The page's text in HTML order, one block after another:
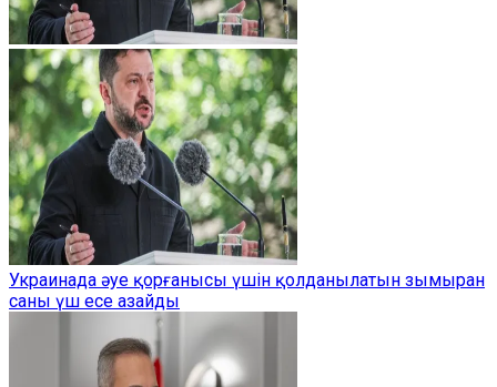
Украинада әуе қорғанысы үшін қолданылатын зымыран
саны үш есе азайды